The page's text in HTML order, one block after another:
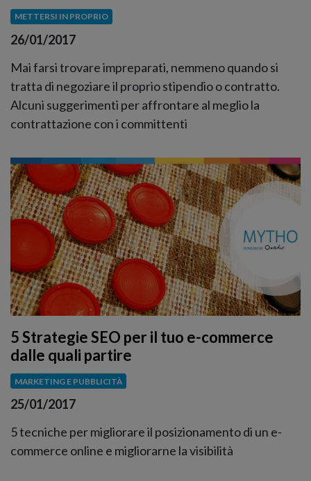
METTERSI IN PROPRIO
26/01/2017
Mai farsi trovare impreparati, nemmeno quando si
tratta di negoziare il proprio stipendio o contratto.
Alcuni suggerimenti per affrontare al meglio la
contrattazione con i committenti
5 Strategie SEO per il tuo e-commerce
dalle quali partire
MARKETING E PUBBLICITÀ
25/01/2017
5 tecniche per migliorare il posizionamento di un e-
commerce online e migliorarne la visibilità